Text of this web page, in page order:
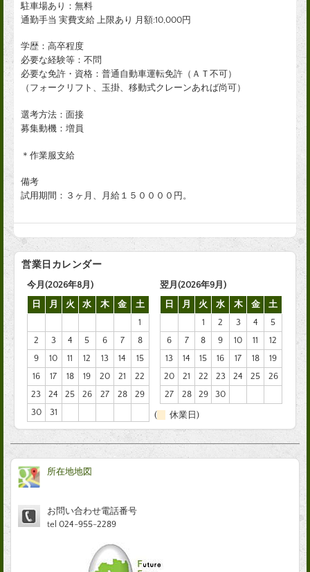
駐車場あり：無料
通勤手当 実費支給 上限あり 月額:10,000円
学歴：高卒程度
必要な経験等：不問
必要な免許・資格：普通自動車運転免許（ＡＴ不可）
（フォークリフト、玉掛、移動式クレーンあれば尚可）
選考方法：面接
募集動機：増員
＊作業服支給
備考
試用期間：３ヶ月、月給１５００００円。
営業日カレンダー
今月(2026年8月)
日
月 火 水 木 金
土
1
2
3 4 5 6 7
8
9
10 11 12 13 14
15
16
17 18 19 20 21
22
23
24 25 26 27 28
29
30
31
翌月(2026年9月)
日
月 火 水 木 金
土
1
2 3 4
5
6
7 8 9 10 11
12
13
14 15 16 17 18
19
20
21 22 23 24 25
26
27
28 29 30
( 休業日)
所在地地図
お問い合わせ電話番号
tel 024-955-2289